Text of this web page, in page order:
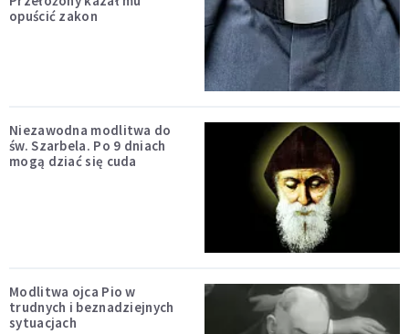
opuścić zakon
Niezawodna modlitwa do
św. Szarbela. Po 9 dniach
mogą dziać się cuda
Modlitwa ojca Pio w
trudnych i beznadziejnych
sytuacjach